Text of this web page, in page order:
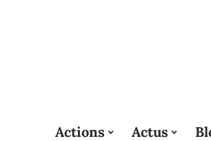
Actions Actus